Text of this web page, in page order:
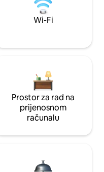
Wi-Fi
Prostor za rad na
prijenosnom
računalu